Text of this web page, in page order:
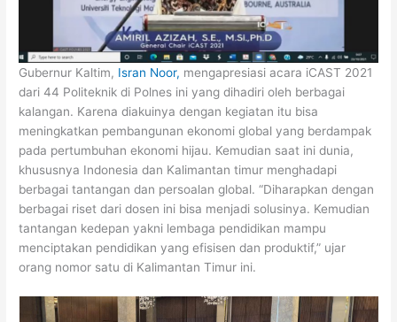
Gubernur Kaltim, Isran Noor, mengapresiasi acara iCAST 2021
dari 44 Politeknik di Polnes ini yang dihadiri oleh berbagai
kalangan. Karena diakuinya dengan kegiatan itu bisa
meningkatkan pembangunan ekonomi global yang berdampak
pada pertumbuhan ekonomi hijau. Kemudian saat ini dunia,
khususnya Indonesia dan Kalimantan timur menghadapi
berbagai tantangan dan persoalan global. “Diharapkan dengan
berbagai riset dari dosen ini bisa menjadi solusinya. Kemudian
tantangan kedepan yakni lembaga pendidikan mampu
menciptakan pendidikan yang efisisen dan produktif,” ujar
orang nomor satu di Kalimantan Timur ini.